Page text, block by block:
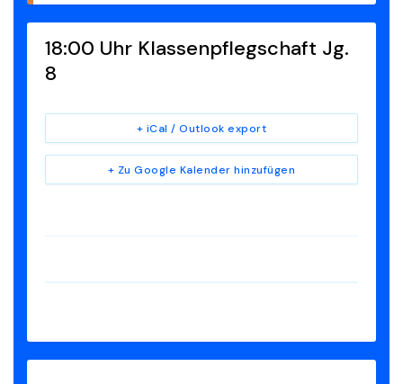
18:00 Uhr Klassenpflegschaft Jg.
8
+ Zu Google Kalender hinzufügen
+ iCal / Outlook export